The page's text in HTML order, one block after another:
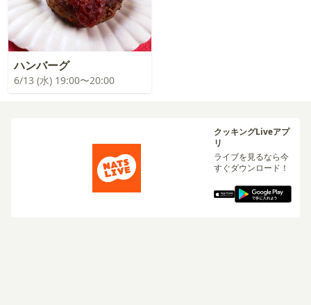
ハンバーグ
6/13 (水) 19:00〜20:00
クッキングLiveアプ
リ
ライブを見るなら今
すぐダウンロード！